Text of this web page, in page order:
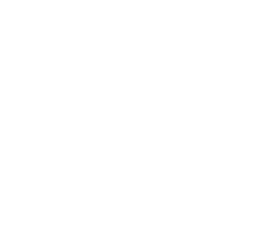
kampanjer. Du som är Menigo-